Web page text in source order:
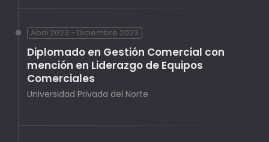
Abril 2023 - Diciembre 2023
Diplomado en Gestión Comercial con
mención en Liderazgo de Equipos
Comerciales
Universidad Privada del Norte